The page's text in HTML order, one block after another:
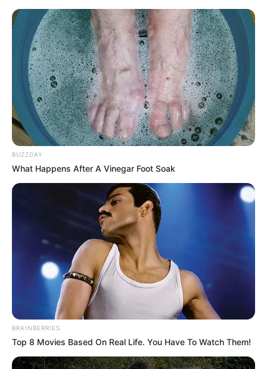
Hotels - Ferienquartiere - Schwäbische Alb
Schwäbische Alb Kostenlose Reiseführer
Heute ist Hohes Friedersfest (in Augsburg ein Feiertag):
Sonnabend, der 08.08.2026
Hotels und Ferienquartiere in Schwäbische Alb unter
Eine Reise nach Schwäbische Alb ist empfehlenswert,
denn Schwäbische Alb hat ein
sehenswertes
Für die kleine Reisekasse bietet sich außerdem
an.
BUZZDAY
What Happens After A Vinegar Foot Soak
BRAINBERRIES
Top 8 Movies Based On Real Life. You Have To Watch Them!